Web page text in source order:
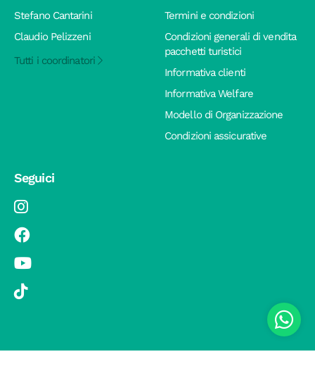
Stefano Cantarini
Claudio Pelizzeni
Tutti i coordinatori
Termini e condizioni
Condizioni generali di vendita
pacchetti turistici
Informativa clienti
Informativa Welfare
Modello di Organizzazione
Condizioni assicurative
Seguici